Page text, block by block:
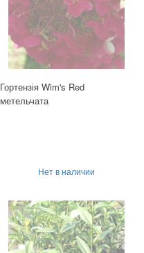
Гортензія Wim's Red
метельчата
Нет в наличии